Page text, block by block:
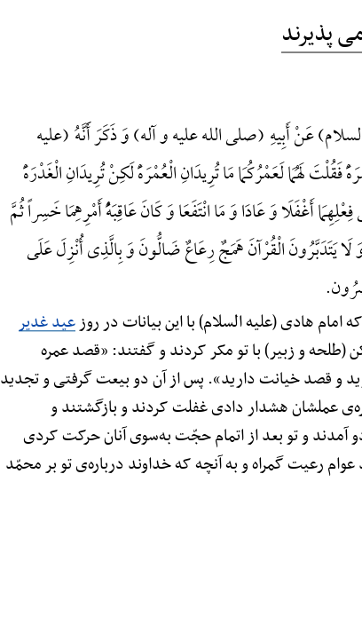
پذیرند
عَنْ أَبِیهِ (صلی الله علیه و آله) وَ ذَکَرَ أََنَّهُ (علیه
فَقُلْتَ لَهُمَا لَعَمْرُکُمَا مَا تُرِیدَانِ الْعُمْرَهًَْ لَکِنْ تُرِیدَانِ الْغَدْرَهًَْ
أَغْفَلَا وَ عَادَا وَ مَا انْتَفَعَا وَ کَانَ عَاقِبَهًُْ أَمْرِهِمَا خَسِراً ثُمَّ
لَا یَتَدَبَّرُونَ الْقُرْآنَ هَمَجٌ رِعَاعٌ ضَالُّونَ وَ بِالَّذِی أُنْزِلَ عَلَی
هادی (علیه السلام) با این بیانات در روزعید غدیر
(طلحه و زبیر) با تو مکر کردند و گفتند: «قصد عمره
و قصد خیانت دارید». پس از آن دو بیعت گرفتی و تجدید
عملشان هشدار دادی غفلت کردند و بازگشتند و
آمدند و تو بعد از اتمام حجّت به‌سوی آنان حرکت کردی
رعیت گمراه و به آنچه که خداوند درباره‌ی تو بر محمّد